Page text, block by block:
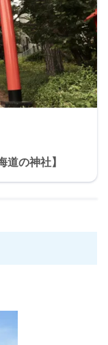
道の神社】